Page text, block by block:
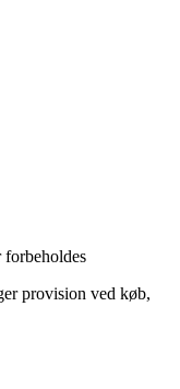
provision ved køb,